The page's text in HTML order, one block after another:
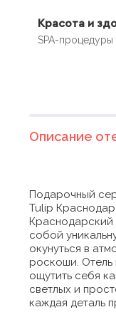
Красота и
SPA-
Описание
Подарочный
Tulip
Краснодарский
собой
окунуться в
роскоши. Отель
ощутить себя
светлых и
каждая деталь